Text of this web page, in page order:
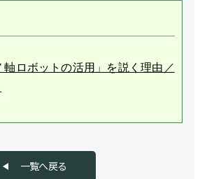
軸ロボットの活用」を説く理由／
一覧へ戻る